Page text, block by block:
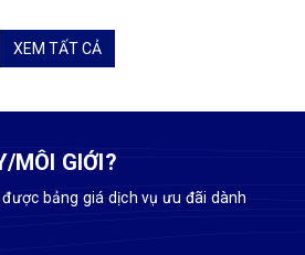
XEM TẤT CẢ
MÔI GIỚI?
bảng giá dịch vụ ưu đãi dành